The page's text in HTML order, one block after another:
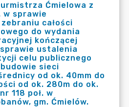
Ćmielowa z
w sprawie
całości
do wydania
kończącej
ustalenia
celu publicznego
sieci
od ok. 40mm do
od ok. 280m do ok.
118 poł. w
gm. Ćmielów.